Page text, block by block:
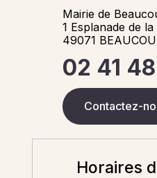
Mairie de
1 Esplanade de
49071
02 41
Contactez-
Horaires